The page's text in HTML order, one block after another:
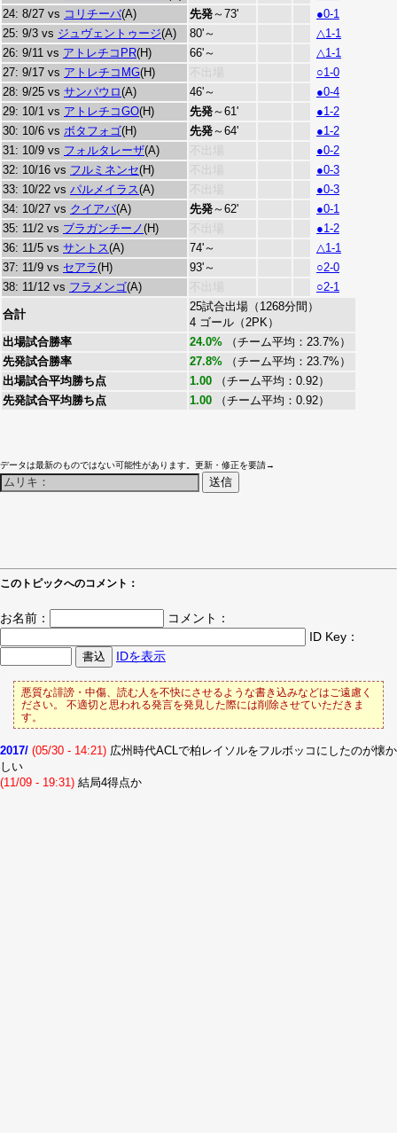
24: 8/27 vs コリチーバ(A) 先発～73'
●0-1
25: 9/3 vs ジュヴェントゥージ(A) 80'～
△1-1
26: 9/11 vs アトレチコPR(H) 66'～
△1-1
27: 9/17 vs アトレチコMG(H) 不出場
○1-0
28: 9/25 vs サンパウロ(A) 46'～
●0-4
29: 10/1 vs アトレチコGO(H) 先発～61'
●1-2
30: 10/6 vs ボタフォゴ(H) 先発～64'
●1-2
31: 10/9 vs フォルタレーザ(A) 不出場
●0-2
32: 10/16 vs フルミネンセ(H) 不出場
●0-3
33: 10/22 vs パルメイラス(A) 不出場
●0-3
34: 10/27 vs クイアバ(A) 先発～62'
●0-1
35: 11/2 vs ブラガンチーノ(H) 不出場
●1-2
36: 11/5 vs サントス(A) 74'～
△1-1
37: 11/9 vs セアラ(H) 93'～
○2-0
38: 11/12 vs フラメンゴ(A) 不出場 ○2-1
合計
25試合出場（1268分間）
4 ゴール（2PK）
出場試合勝率
24.0% （チーム平均：23.7%）
先発試合勝率
27.8% （チーム平均：23.7%）
出場試合平均勝ち点
1.00 （チーム平均：0.92）
先発試合平均勝ち点
1.00 （チーム平均：0.92）
データは最新のものではない可能性があります。更新・修正を要請→
このトピックへのコメント：
お名前：
コメント：
ID Key：
IDを表示
悪質な誹謗・中傷、読む人を不快にさせるような書き込みなどはご遠慮く
ださい。 不適切と思われる発言を発見した際には削除させていただきま
す。
2017/ (05/30 - 14:21) 広州時代ACLで柏レイソルをフルボッコにしたのが懐か
しい
(11/09 - 19:31) 結局4得点か